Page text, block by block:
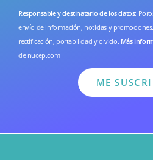
Responsable y destinatario de los datos:
envío de información, noticias y promociones.
rectificación, portabilidad y olvido. Más
de nucep.com
ME